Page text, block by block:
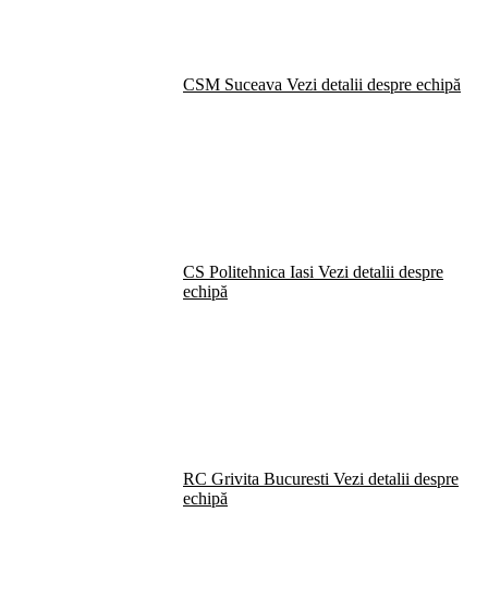
CSM Suceava Vezi detalii despre echipă
CS Politehnica Iasi Vezi detalii despre
echipă
RC Grivita Bucuresti Vezi detalii despre
echipă